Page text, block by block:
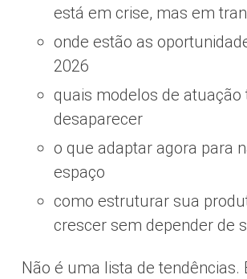
está em crise, mas em
onde estão as
2026
quais modelos de atuação
desaparecer
o que adaptar agora para
espaço
como estruturar sua
crescer sem depender de
Não é uma lista de tendências.